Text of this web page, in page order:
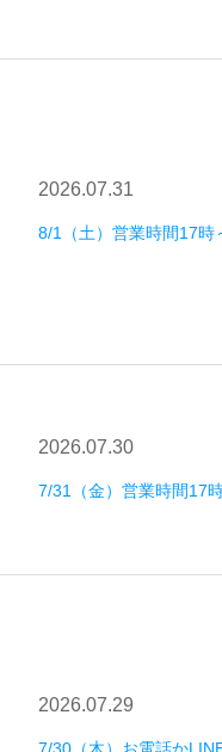
2026.07.31
8/1（土）営業時間17時
2026.07.30
7/31（金）営業時間17
2026.07.29